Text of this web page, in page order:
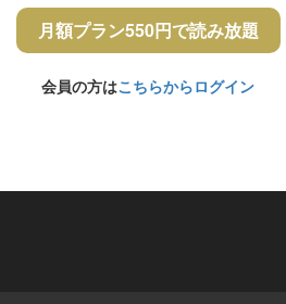
月額プラン550円で読み放題
会員の方はこちらからログイン